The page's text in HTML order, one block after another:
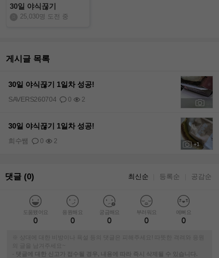
30일 야식끊기
25,030명 도전 중
게시글 목록
30일 야식끊기 1일차 성공!
0 2
SAVERS260704
+1
30일 야식끊기 1일차 성공!
0 2
희수쌤
댓글 (0) 최신순 등록순 공감순
도움됐어요
0
응원해요
0
궁금해요
0
부러워요
0
예뻐요
0
※ 상대에 대한 비방이나 욕설 등의 댓글은 피해주세요! 따뜻한 격려와 응원
의 글을 남겨주세요~
-
댓글에 대한 신고가 접수될 경우, 내용에 따라 즉시 삭제될 수 있습니다.